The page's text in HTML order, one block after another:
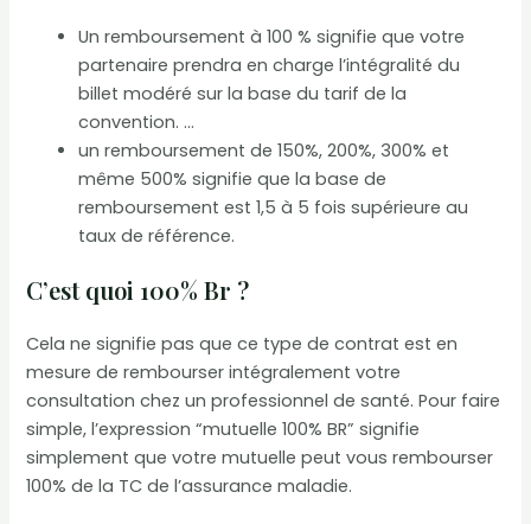
Un remboursement à 100 % signifie que votre
partenaire prendra en charge l’intégralité du
billet modéré sur la base du tarif de la
convention. …
un remboursement de 150%, 200%, 300% et
même 500% signifie que la base de
remboursement est 1,5 à 5 fois supérieure au
taux de référence.
C’est quoi 100% Br ?
Cela ne signifie pas que ce type de contrat est en
mesure de rembourser intégralement votre
consultation chez un professionnel de santé. Pour faire
simple, l’expression “mutuelle 100% BR” signifie
simplement que votre mutuelle peut vous rembourser
100% de la TC de l’assurance maladie.